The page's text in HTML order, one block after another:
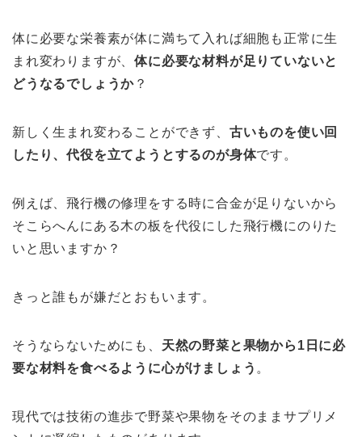
体に必要な栄養素が体に満ちて入れば細胞も正常に生
まれ変わりますが、体に必要な材料が足りていないと
どうなるでしょうか ？
新しく生まれ変わることができず、 古いものを使い回
したり、代役を立てようとするのが身体です。
例えば、飛行機の修理をする時に合金が足りないから
そこらへんにある木の板を代役にした飛行機にのりた
いと思いますか？
きっと誰もが嫌だとおもいます。
そうならないためにも、 天然の野菜と果物から1日に必
要な材料を食べるように心がけましょう 。
現代では技術の進歩で野菜や果物をそのままサプリメ